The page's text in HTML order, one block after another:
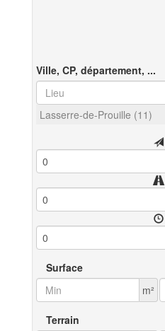
Ville, CP, département, ...
Lasserre-de-Prouille (11)
Surface
m²
Terrain